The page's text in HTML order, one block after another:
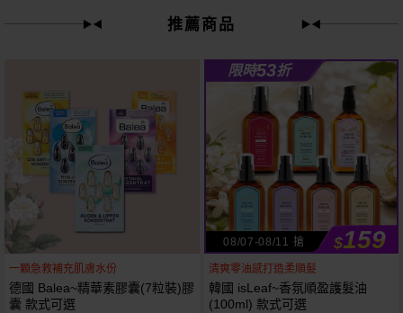
推薦商品
一顆急救補充肌膚水份
德國 Balea~精華素膠囊(7粒裝)膠
囊 款式可選
限時53折
08/07-08/11 搶 $159
清爽零油感打造柔順髮
韓國 isLeaf~香氛順盈護髮油
(100ml) 款式可選